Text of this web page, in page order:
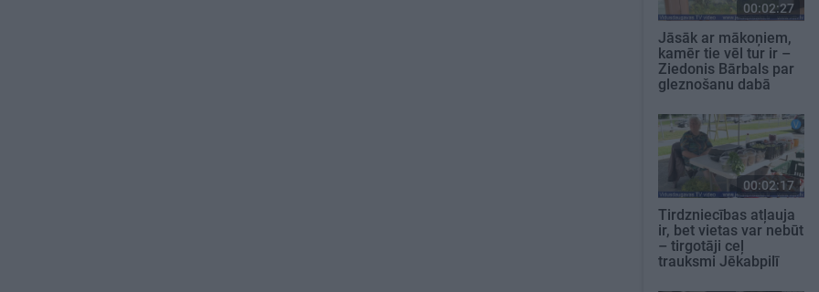
00:02:27
Jāsāk ar mākoņiem,
kamēr tie vēl tur ir –
Ziedonis Bārbals par
gleznošanu dabā
00:02:17
Tirdzniecības atļauja
ir, bet vietas var nebūt
– tirgotāji ceļ
trauksmi Jēkabpilī